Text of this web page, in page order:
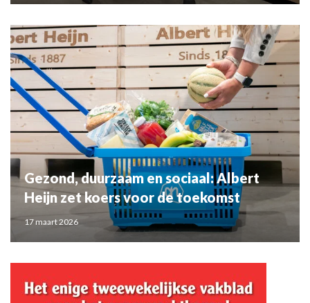
Gezond, duurzaam en sociaal: Albert
Heijn zet koers voor de toekomst
17 maart 2026